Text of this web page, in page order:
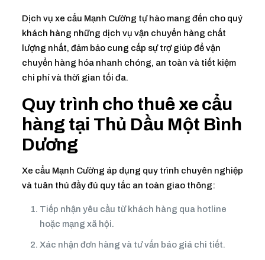
Dịch vụ xe cẩu Mạnh Cường tự hào mang đến cho quý
khách hàng những dịch vụ vận chuyển hàng chất
lượng nhất, đảm bảo cung cấp sự trợ giúp để vận
chuyển hàng hóa nhanh chóng, an toàn và tiết kiệm
chi phí và thời gian tối đa.
Quy trình cho thuê xe cẩu
hàng tại Thủ Dầu Một Bình
Dương
Xe cẩu Mạnh Cường áp dụng quy trình chuyên nghiệp
và tuân thủ đầy đủ quy tắc an toàn giao thông:
Tiếp nhận yêu cầu từ khách hàng qua hotline
hoặc mạng xã hội.
Xác nhận đơn hàng và tư vấn báo giá chi tiết.